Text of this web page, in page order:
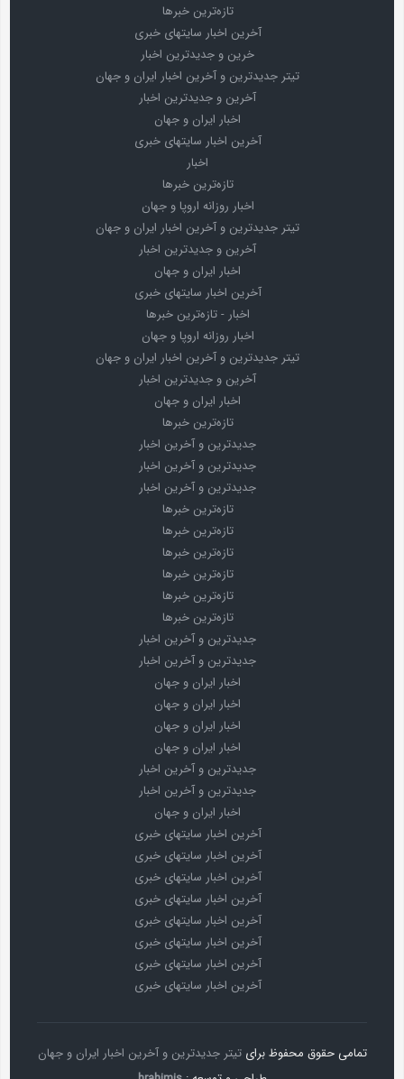
تازه‌ترین خبرها
آخرین اخبار سایتهای خبری
خرین و جدیدترین اخبار
تیتر جدیدترین و آخرین اخبار ایران و جهان
آخرین و جدیدترین اخبار
اخبار ایران و جهان
آخرین اخبار سایتهای خبری
اخبار
تازه‌ترین خبرها
اخبار روزانه اروپا و جهان
تیتر جدیدترین و آخرین اخبار ایران و جهان
آخرین و جدیدترین اخبار
اخبار ایران و جهان
آخرین اخبار سایتهای خبری
اخبار - تازه‌ترین خبرها
اخبار روزانه اروپا و جهان
تیتر جدیدترین و آخرین اخبار ایران و جهان
آخرین و جدیدترین اخبار
اخبار ایران و جهان
تازه‌ترین خبرها
جدیدترین و آخرین اخبار
جدیدترین و آخرین اخبار
جدیدترین و آخرین اخبار
تازه‌ترین خبرها
تازه‌ترین خبرها
تازه‌ترین خبرها
تازه‌ترین خبرها
تازه‌ترین خبرها
تازه‌ترین خبرها
جدیدترین و آخرین اخبار
جدیدترین و آخرین اخبار
اخبار ایران و جهان
اخبار ایران و جهان
اخبار ایران و جهان
اخبار ایران و جهان
جدیدترین و آخرین اخبار
جدیدترین و آخرین اخبار
اخبار ایران و جهان
آخرین اخبار سایتهای خبری
آخرین اخبار سایتهای خبری
آخرین اخبار سایتهای خبری
آخرین اخبار سایتهای خبری
آخرین اخبار سایتهای خبری
آخرین اخبار سایتهای خبری
آخرین اخبار سایتهای خبری
آخرین اخبار سایتهای خبری
تمامی حقوق محفوظ برای تیتر جدیدترین و آخرین اخبار ایران و جهان